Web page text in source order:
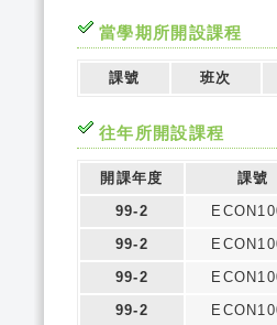
當學期所開設課程
課號 班次
往年所開設課程
開課年度 課號
99-2
99-2
99-2
99-2